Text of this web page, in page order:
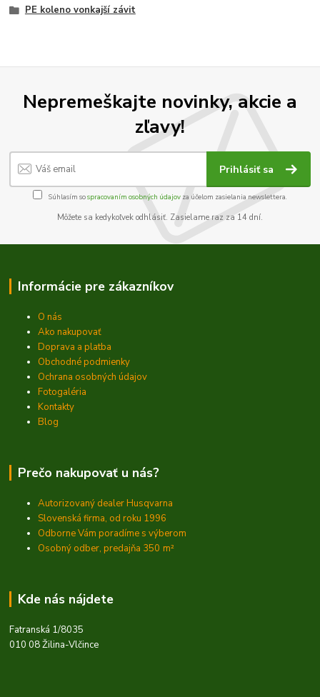
PE koleno vonkajší závit
Nepremeškajte novinky, akcie a
zľavy!
Prihlásiť sa
Súhlasím sospracovaním osobných údajov za účelom zasielania newslettera.
Môžete sa kedykoľvek odhlásiť. Zasielame raz za 14 dní.
Informácie pre zákazníkov
O nás
Ako nakupovať
Doprava a platba
Obchodné podmienky
Ochrana osobných údajov
Fotogaléria
Kontakty
Blog
Prečo nakupovať u nás?
Autorizovaný dealer Husqvarna
Slovenská firma, od roku 1996
Odborne Vám poradíme s výberom
Osobný odber, predajňa 350 m²
Kde nás nájdete
Fatranská 1/8035
010 08 Žilina-Vlčince